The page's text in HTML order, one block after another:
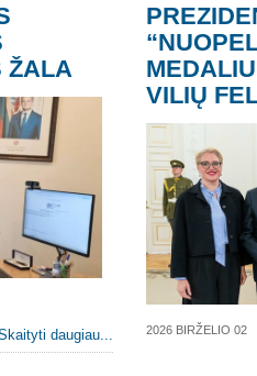
ŽALA
daugiau...
VILIŲ
2026 BIRŽELIO 02